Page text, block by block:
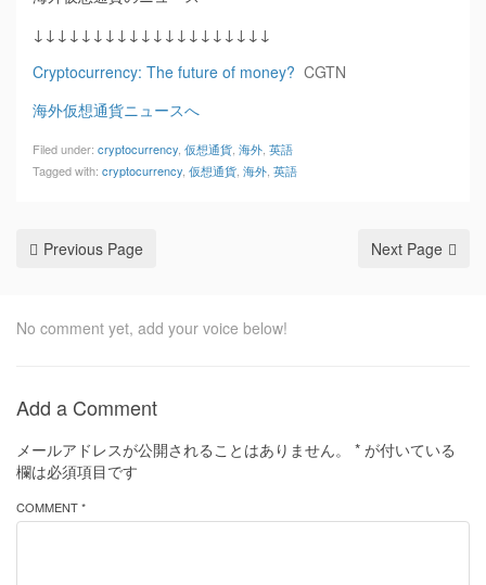
↓↓↓↓↓↓↓↓↓↓↓↓↓↓↓↓↓↓↓↓
Cryptocurrency: The future of money? CGTN
海外仮想通貨ニュースへ
Filed under: cryptocurrency 仮想通貨 海外 英語
Tagged with: cryptocurrency 仮想通貨 海外 英語
Previous Page Next Page
No comment yet, add your voice below!
Add a Comment
メールアドレスが公開されることはありません。 * が付いている
欄は必須項目です
COMMENT *